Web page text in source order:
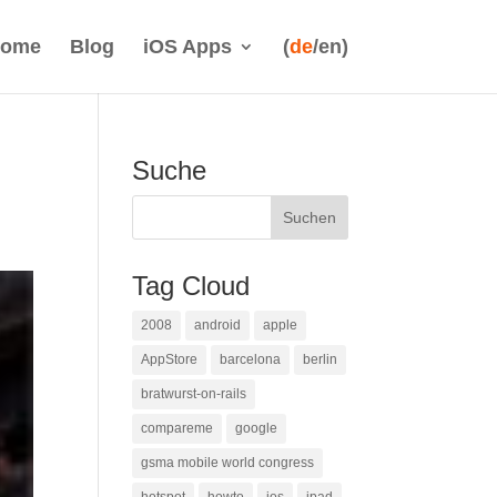
Blog iOS Apps (de/en)
Suche
Tag Cloud
2008 android apple
AppStore barcelona berlin
bratwurst-on-rails
compareme google
gsma mobile world congress